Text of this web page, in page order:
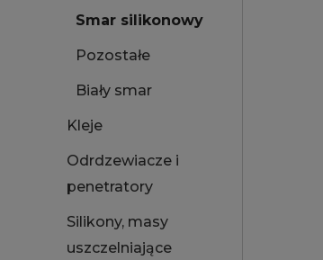
Smar silikonowy
Pozostałe
Biały smar
Kleje
Odrdzewiacze i
penetratory
Silikony, masy
uszczelniające